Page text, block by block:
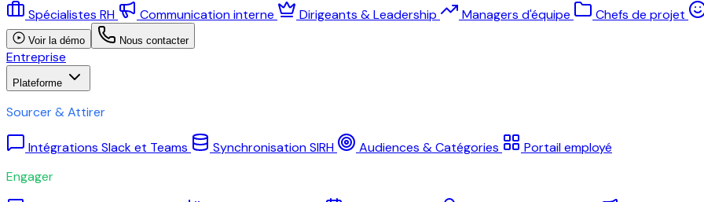
Spécialistes RH Communication interne Dirigeants & Leadership Managers d'équipe Chefs de projet
Voir la démo Nous contacter
Entreprise
Plateforme
Sourcer & Attirer
Intégrations Slack et Teams Synchronisation SIRH Audiences & Catégories
Portail employé
Engager